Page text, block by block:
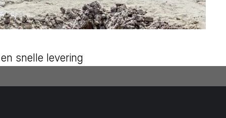
snelle levering